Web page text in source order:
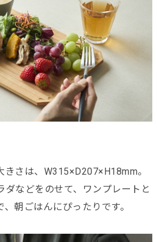
きさは、W315×D207×H18mm。
ダなどをのせて、ワンプレートと
朝ごはんにぴったりです。